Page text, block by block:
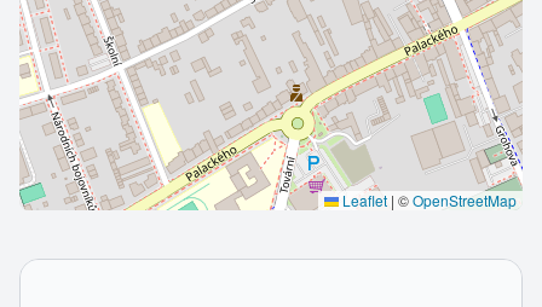
Leaflet | ©OpenStreetMap